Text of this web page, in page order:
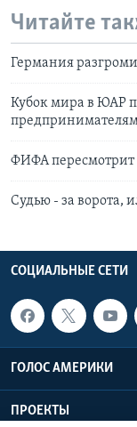
Читайте
Германия
Кубок мира в ЮАР
ФИФА пересмотрит
Судью - за ворота,
СОЦИАЛЬНЫЕ СЕТИ
ГОЛОС АМЕРИКИ
ПРОЕКТЫ